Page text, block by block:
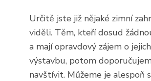
Určitě jste již nějaké zimní
viděli. Těm, kteří dosud
a mají opravdový zájem o jejich
výstavbu, potom
navštívit. Můžeme je alespoň s